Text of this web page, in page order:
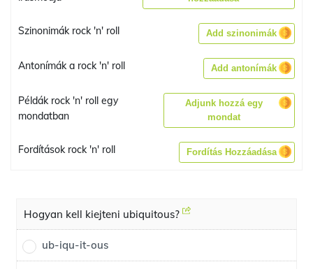
Szinonimák rock 'n' roll Add szinonimák
Antonímák a rock 'n' roll Add antonímák
Példák rock 'n' roll egy
mondatban
Adjunk hozzá egy
mondat
Fordítások rock 'n' roll Fordítás Hozzáadása
Hogyan kell kiejteni ubiquitous?
ub-iqu-it-ous